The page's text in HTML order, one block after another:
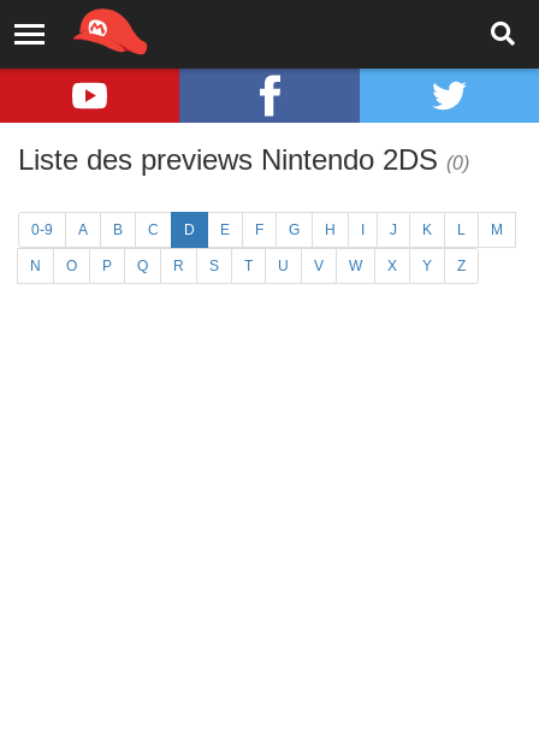
Liste des previews Nintendo 2DS (0)
0-9 A B C D E F G H J K L M
N O P Q R S T U V W X Y Z